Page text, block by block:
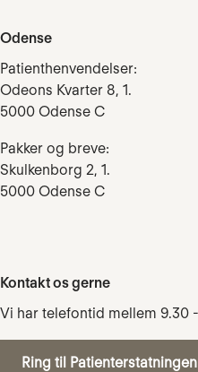
Odense
Patienthenvendelser:
Odeons Kvarter 8, 1.
5000 Odense C
Pakker og breve:
Skulkenborg 2, 1.
5000 Odense C
Kontakt os gerne
Vi har telefontid mellem 9.30
Ring til Patienterstatningen